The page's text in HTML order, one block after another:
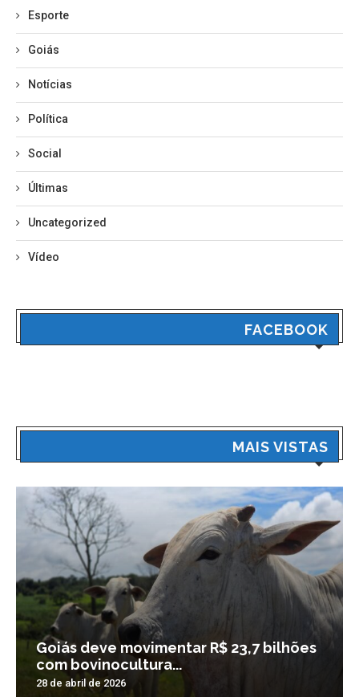
Esporte
Goiás
Notícias
Política
Social
Últimas
Uncategorized
Vídeo
FACEBOOK
MAIS VISTAS
Goiás deve movimentar R$ 23,7 bilhões
com bovinocultura...
28 de abril de 2026